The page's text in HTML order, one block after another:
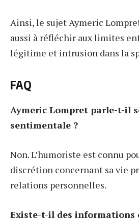
Ainsi, le sujet Aymeric
aussi à réfléchir aux limites
légitime et intrusion dans la
FAQ
Aymeric Lompret parle-t-il
sentimentale ?
Non. L’humoriste est connu
discrétion concernant sa vie
relations personnelles.
Existe-t-il des informations